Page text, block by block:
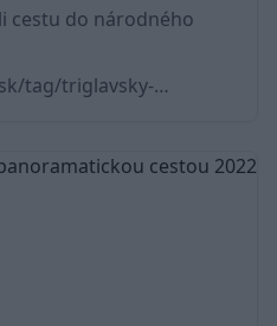
národného
tag/triglavsky-
na leto v údolí Soča.
väčšie mestá, jedno z